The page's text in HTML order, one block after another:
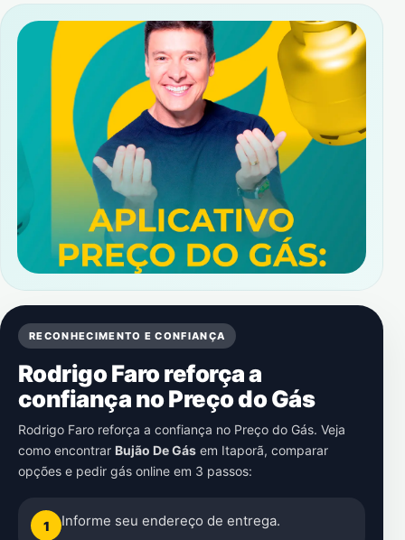
RECONHECIMENTO E CONFIANÇA
Rodrigo Faro reforça a
confiança no Preço do Gás
Rodrigo Faro reforça a confiança no Preço do Gás. Veja
como encontrar Bujão De Gás em Itaporã, comparar
opções e pedir gás online em 3 passos:
1 Informe seu endereço de entrega.